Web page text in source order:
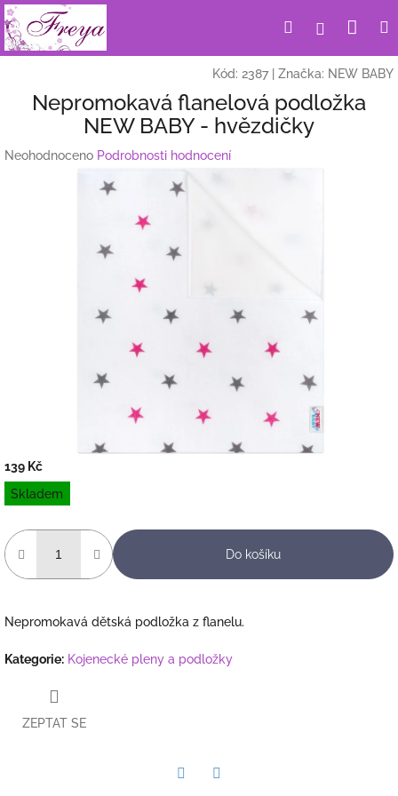
Přejít
na
obsah
HledatPřihlášení
Kód: 2387 Značka: NEW BABY
Nepromokavá flanelová podložka
NEW BABY - hvězdičky
Průměrné
Neohodnoceno Podrobnosti hodnocení
139 Kč
Měrná
cena:
Skladem
Do košíku
Nepromokavá dětská podložka z flanelu.
Kategorie: Kojenecké pleny a podložky
ZEPTAT SE